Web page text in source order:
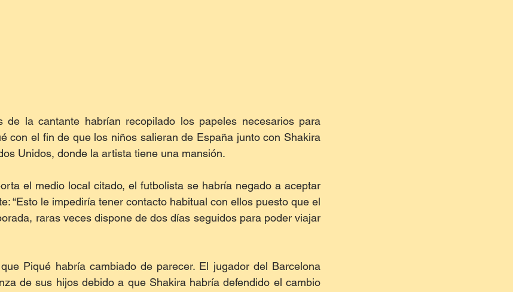
de la cantante habrían recopilado los papeles necesarios para
con el fin de que los niños salieran de España junto con Shakira
Unidos, donde la artista tiene una mansión.
el medio local citado, el futbolista se habría negado a aceptar
“Esto le impediría tener contacto habitual con ellos puesto que el
raras veces dispone de dos días seguidos para poder viajar
Piqué habría cambiado de parecer. El jugador del Barcelona
de sus hijos debido a que Shakira habría defendido el cambio